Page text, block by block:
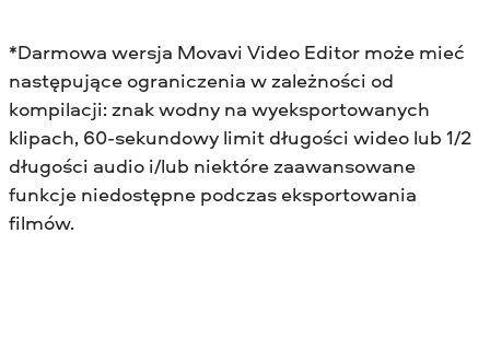
*Darmowa wersja Movavi Video Editor może mieć
następujące ograniczenia w zależności od
kompilacji: znak wodny na wyeksportowanych
klipach, 60-sekundowy limit długości wideo lub 1/2
długości audio i/lub niektóre zaawansowane
funkcje niedostępne podczas eksportowania
filmów.